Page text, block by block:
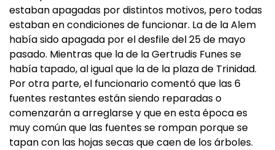
estaban apagadas por distintos motivos, pero todas
estaban en condiciones de funcionar. La de la Alem
había sido apagada por el desfile del 25 de mayo
pasado. Mientras que la de la Gertrudis Funes se
había tapado, al igual que la de la plaza de Trinidad.
Por otra parte, el funcionario comentó que las 6
fuentes restantes están siendo reparadas o
comenzarán a arreglarse y que en esta época es
muy común que las fuentes se rompan porque se
tapan con las hojas secas que caen de los árboles.